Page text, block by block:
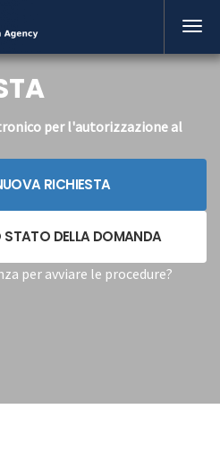
per l'autorizzazione al
RICHIESTA
STATO DELLA DOMANDA
per avviare le procedure?